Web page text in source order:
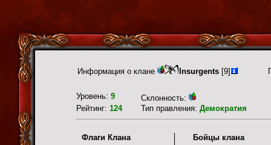
Информация о клане Insurgents [9]
Уровень: 9
Склонность:
Рейтинг: 124 Тип правления: Демократия
Флаги Клана Бойцы клана